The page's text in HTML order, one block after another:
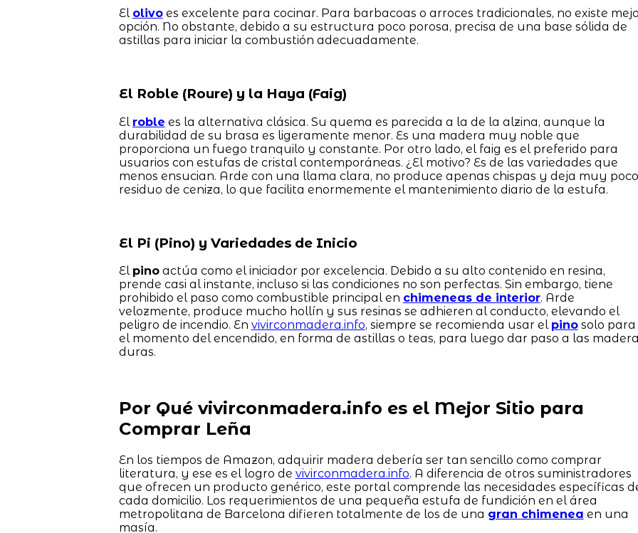
El olivoes excelente para cocinar. Para barbacoas o arroces tradicionales, no existe
opción. No obstante, debido a su estructura poco porosa, precisa de una base sólida de
astillas para iniciar la combustión adecuadamente.
El Roble (Roure) y la Haya (Faig)
El roble es la alternativa clásica. Su quema es parecida a la de la alzina, aunque la
durabilidad de su brasa es ligeramente menor. Es una madera muy noble que
proporciona un fuego tranquilo y constante. Por otro lado, el faig es el preferido para
usuarios con estufas de cristal contemporáneas. ¿El motivo? Es de las variedades que
menos ensucian. Arde con una llama clara, no produce apenas chispas y deja muy poco
residuo de ceniza, lo que facilita enormemente el mantenimiento diario de la estufa.
El Pi (Pino) y Variedades de Inicio
El pinoactúa como el iniciador por excelencia. Debido a su alto contenido en resina,
prende casi al instante, incluso si las condiciones no son perfectas. Sin embargo, tiene
prohibido el paso como combustible principal en chimeneas de interior. Arde
velozmente, produce mucho hollín y sus resinas se adhieren al conducto, elevando el
peligro de incendio. En vivirconmadera.info, siempre se recomienda usar el pinosolo para
el momento del encendido, en forma de astillas o teas, para luego dar paso a las
duras.
Por Qué vivirconmadera.info es el Mejor Sitio para
Comprar Leña
En los tiempos de Amazon, adquirir madera debería ser tan sencillo como comprar
literatura, y ese es el logro de vivirconmadera.info. A diferencia de otros suministradores
que ofrecen un producto genérico, este portal comprende las necesidades específicas
cada domicilio. Los requerimientos de una pequeña estufa de fundición en el área
metropolitana de Barcelona difieren totalmente de los de una gran chimenea en una
masía.